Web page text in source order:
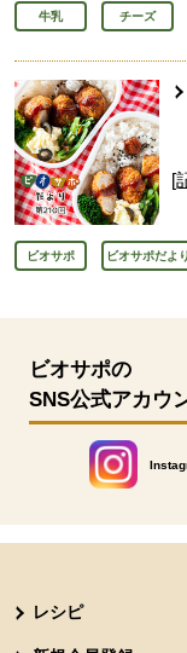
牛乳 チーズ
[
ビオサポ ビオサポだより
ビオサポの
SNS公式アカウ
別のウ
レシピ